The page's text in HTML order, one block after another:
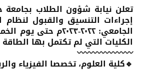
تعلن نيابة شؤون الطلاب
إجراءات التنسيق والقبول لنظام
الكليات التي لم تكتمل بها
〰️〰️〰️〰️〰️〰️〰️
🔹كلية العلوم، تخصصا الفيزياء